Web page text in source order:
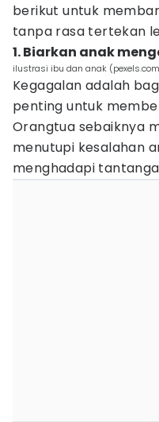
berikut untuk
tanpa rasa tertekan
1. Biarkan anak
ilustrasi ibu dan anak
Kegagalan adalah
penting untuk
Orangtua sebaiknya
menutupi kesalahan
menghadapi